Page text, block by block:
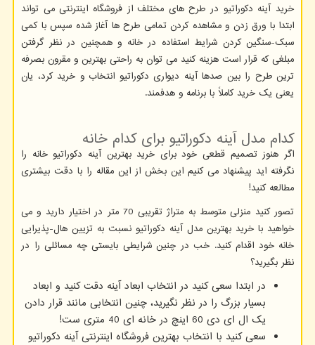
خرید آینه دکوراتیو در طرح های مختلف از فروشگاه اینترنتی می تواند
ابتدا با ورق زدن و مشاهده کردن تمامی طرح ها آغاز شده سپس با کمی
سبک-سنگین کردن شرایط استفاده در خانه و همچنین در نظر گرفتن
مبلغی که قرار است هزینه کنید می توان به راحتی بهترین و مقرون بصرفه
ترین طرح را بین صدها آینه دیواری دکوراتیو انتخاب و خرید کرد، یان
یعنی یک خرید کاملاً با برنامه و هدفمند.
کدام مدل آینه دکوراتیو برای کدام خانه
اگر هنوز تصمیم قطعی خود برای خرید بهترین آینه دکوراتیو خانه را
نگرفته اید پیشنهاد می کنیم این بخش از این مقاله را با دقت بیشتری
مطالعه کنید!
تصور کنید منزلی متوسط به متراژ تقریبی 70 متر در اختیار دارید و می
خواهید با خرید بهترین مدل آینه دکوراتیو نسبت به تزیین هال-پذیرایی
خانه خود اقدام کنید. خب در چنین شرایطی بایستی چه مسائلی را در
نظر بگیرید؟
در ابتدا سعی کنید در انتخاب ابعاد آینه دقت کنید و ابعاد
بسیار بزرگ را در نظر نگیرید، چنین انتخابی مانند قرار دادن
یک ال ای دی 60 اینچ در خانه ای 40 متری ست!
سعی کنید با انتخاب بهترین فروشگاه اینترنتی آینه دکوراتیو